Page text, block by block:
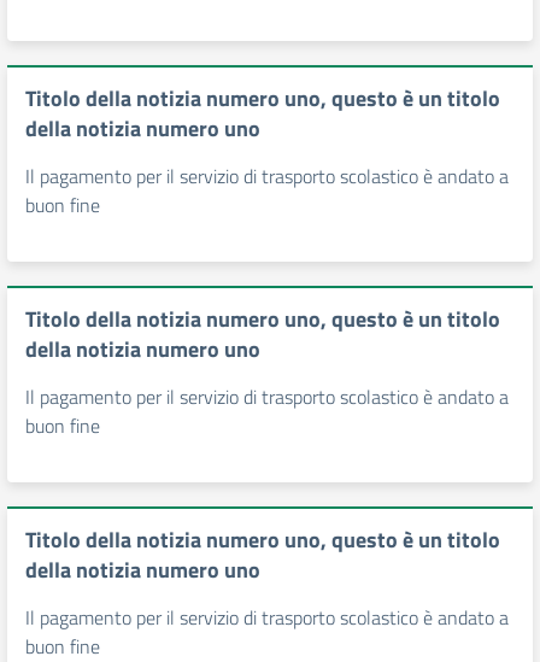
Titolo della notizia numero uno, questo è un titolo
della notizia numero uno
Il pagamento per il servizio di trasporto scolastico è andato a
buon fine
Titolo della notizia numero uno, questo è un titolo
della notizia numero uno
Il pagamento per il servizio di trasporto scolastico è andato a
buon fine
Titolo della notizia numero uno, questo è un titolo
della notizia numero uno
Il pagamento per il servizio di trasporto scolastico è andato a
buon fine